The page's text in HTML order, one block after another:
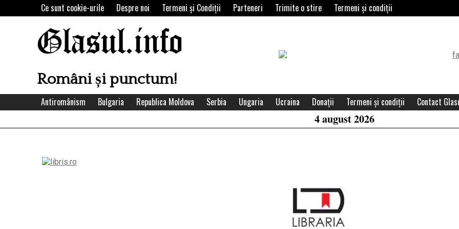
to
Ce sunt cookie-urile Despre noi Termeni şi Condiţii Parteneri Trimite o stire Termeni și condiții
Glasul.info
Români și punctum!
Header
Area
Antiromânism Bulgaria Republica Moldova Serbia Ungaria Ucraina Donații Termeni și condiții Contact
4 august 2026
Left
Asides